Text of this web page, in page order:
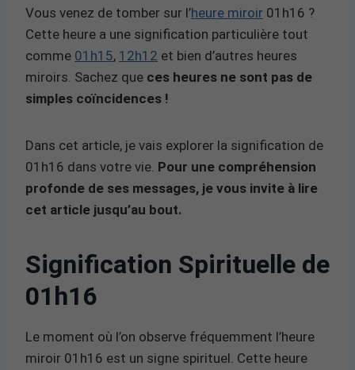
Vous venez de tomber sur l’heure miroir 01h16 ?
Cette heure a une signification particulière tout
comme 01h15, 12h12 et bien d’autres heures
miroirs. Sachez que ces heures ne sont pas de
simples coïncidences !
Dans cet article, je vais explorer la signification de
01h16 dans votre vie. Pour une compréhension
profonde de ses messages, je vous invite à lire
cet article jusqu’au bout.
Signification Spirituelle de
01h16
Le moment où l’on observe fréquemment l’heure
miroir 01h16 est un signe spirituel. Cette heure